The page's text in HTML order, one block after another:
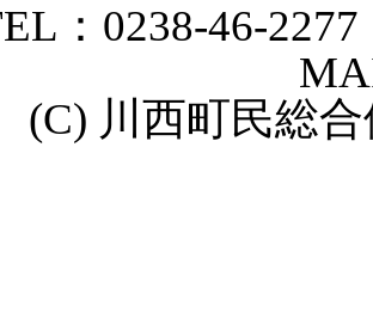
：0238-46-
(C) 川西町民総